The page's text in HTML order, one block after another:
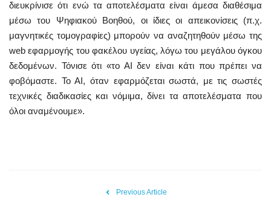
διευκρίνισε ότι ενώ τα αποτελέσματα είναι άμεσα διαθέσιμα
μέσω του Ψηφιακού Βοηθού, οι ίδιες οι απεικονίσεις (π.χ.
μαγνητικές τομογραφίες) μπορούν να αναζητηθούν μέσω της
web εφαρμογής του φακέλου υγείας, λόγω του μεγάλου όγκου
δεδομένων. Τόνισε ότι «το ΑΙ δεν είναι κάτι που πρέπει να
φοβόμαστε. Το ΑΙ, όταν εφαρμόζεται σωστά, με τις σωστές
τεχνικές διαδικασίες και νόμιμα, δίνει τα αποτελέσματα που
όλοι αναμένουμε».
Previous Article